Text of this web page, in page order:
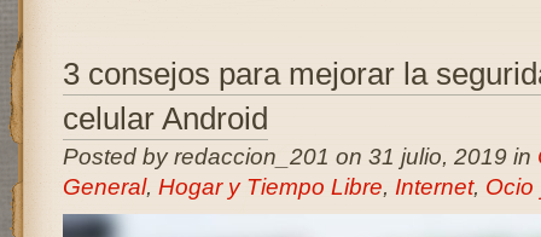
3 consejos para mejorar la
celular Android
Posted by redaccion_201 on 31 julio, 2019 in
General, Hogar y Tiempo Libre, Internet, Ocio